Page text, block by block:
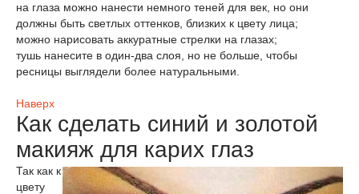
на глаза можно нанести немного теней для век, но они
должны быть светлых оттенков, близких к цвету лица;
можно нарисовать аккуратные стрелки на глазах;
тушь нанесите в один-два слоя, но не больше, чтобы
ресницы выглядели более натуральными.
Наверх
Как сделать синий и золотой
макияж для карих глаз
Так как к
цвету